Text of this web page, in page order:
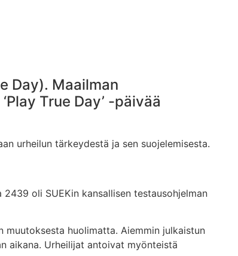
Day). Maailman
True Day’ -päivää
urheilun tärkeydestä ja sen suojelemisesta.
oli SUEKin kansallisen testausohjelman
muutoksesta huolimatta. Aiemmin julkaistun
aikana. Urheilijat antoivat myönteistä